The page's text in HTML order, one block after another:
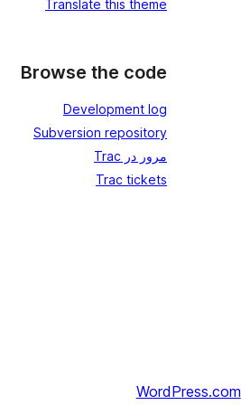
Translate this theme
Browse the code
Development log
Subversion repository
مرور در Trac
Trac tickets
WordPress.com